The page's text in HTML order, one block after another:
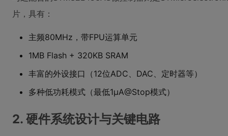
片，具有：
主频80MHz，带FPU运算单元
1MB Flash + 320KB SRAM
丰富的外设接口（12位ADC、DAC、定时器等）
多种低功耗模式（最低1μA@Stop模式）
2. 硬件系统设计与关键电路